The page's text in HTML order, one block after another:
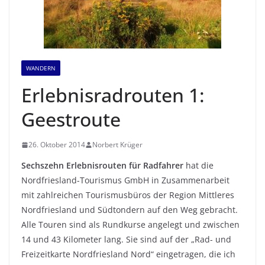
WANDERN
Erlebnisradrouten 1:
Geestroute
26. Oktober 2014 Norbert Krüger
Sechszehn Erlebnisrouten für Radfahrer hat die
Nordfriesland-Tourismus GmbH in Zusammenarbeit
mit zahlreichen Tourismusbüros der Region Mittleres
Nordfriesland und Südtondern auf den Weg gebracht.
Alle Touren sind als Rundkurse angelegt und zwischen
14 und 43 Kilometer lang. Sie sind auf der „Rad- und
Freizeitkarte Nordfriesland Nord“ eingetragen, die ich